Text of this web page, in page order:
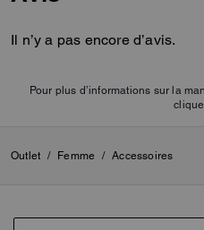
Il n’y a pas encore d’avis.
Pour plus d’informations sur la
Outlet / Femme / Accessoires